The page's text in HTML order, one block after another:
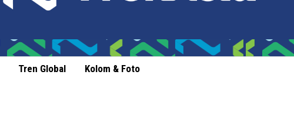
Tren Global Kolom & Foto